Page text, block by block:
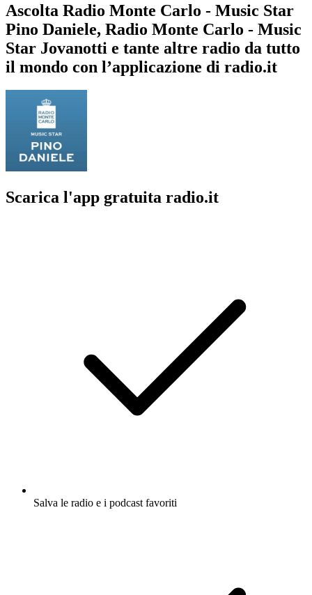
Ascolta Radio Monte Carlo - Music Star
Pino Daniele, Radio Monte Carlo - Music
Star Jovanotti e tante altre radio da tutto
il mondo con l’applicazione di radio.it
Scarica l'app gratuita radio.it
Salva le radio e i podcast favoriti